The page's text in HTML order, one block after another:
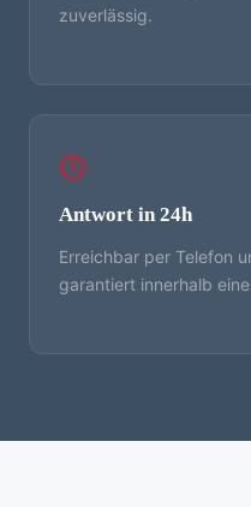
zuverlässig.
Antwort in 24h
Erreichbar per Telefon
garantiert innerhalb